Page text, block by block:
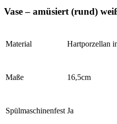
Vase – amüsiert (rund)
Material Hartporzellan
Maße 16,5cm
Spülmaschinenfest Ja